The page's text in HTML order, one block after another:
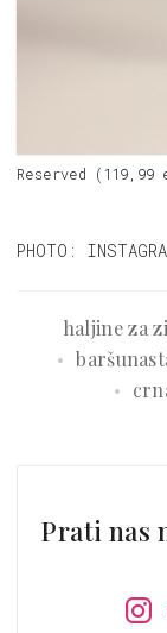
Reserved (119,99
PHOTO:
haljine za
Prati nas